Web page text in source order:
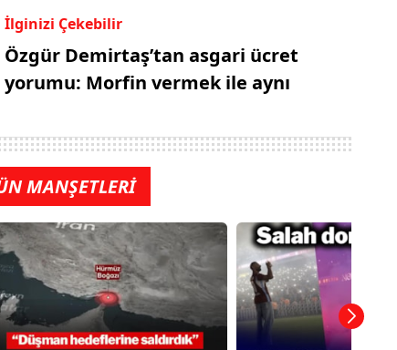
İlginizi Çekebilir
Özgür Demirtaş’tan asgari ücret
yorumu: Morfin vermek ile aynı
MANŞETLERİ